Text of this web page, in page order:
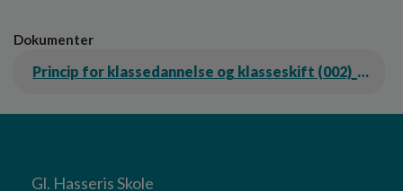
Dokumenter
Princip for klassedannelse og klasseskift (002)_0.pdf
Gl. Hasseris Skole